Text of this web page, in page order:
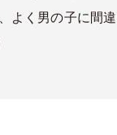
よく男の子に間